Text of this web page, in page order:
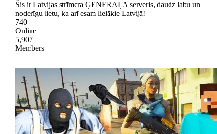
Šis ir Latvijas strīmera ĢENERĀĻA serveris, daudz labu un
noderīgu lietu, ka arī esam lielākie Latvijā!
740
Online
5,907
Members